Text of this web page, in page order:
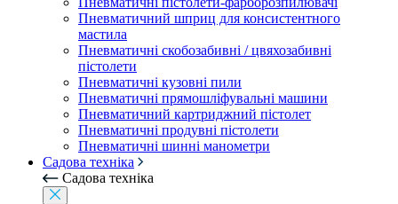
Пневматичний шприц для консистентного
мастила
Пневматичні скобозабивні / цвяхозабивні
пістолети
Пневматичні кузовні пили
Пневматичні прямошліфувальні машини
Пневматичний картриджний пістолет
Пневматичні продувні пістолети
Пневматичні шинні манометри
Садова техніка
Садова техніка